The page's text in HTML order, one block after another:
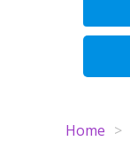
Home >